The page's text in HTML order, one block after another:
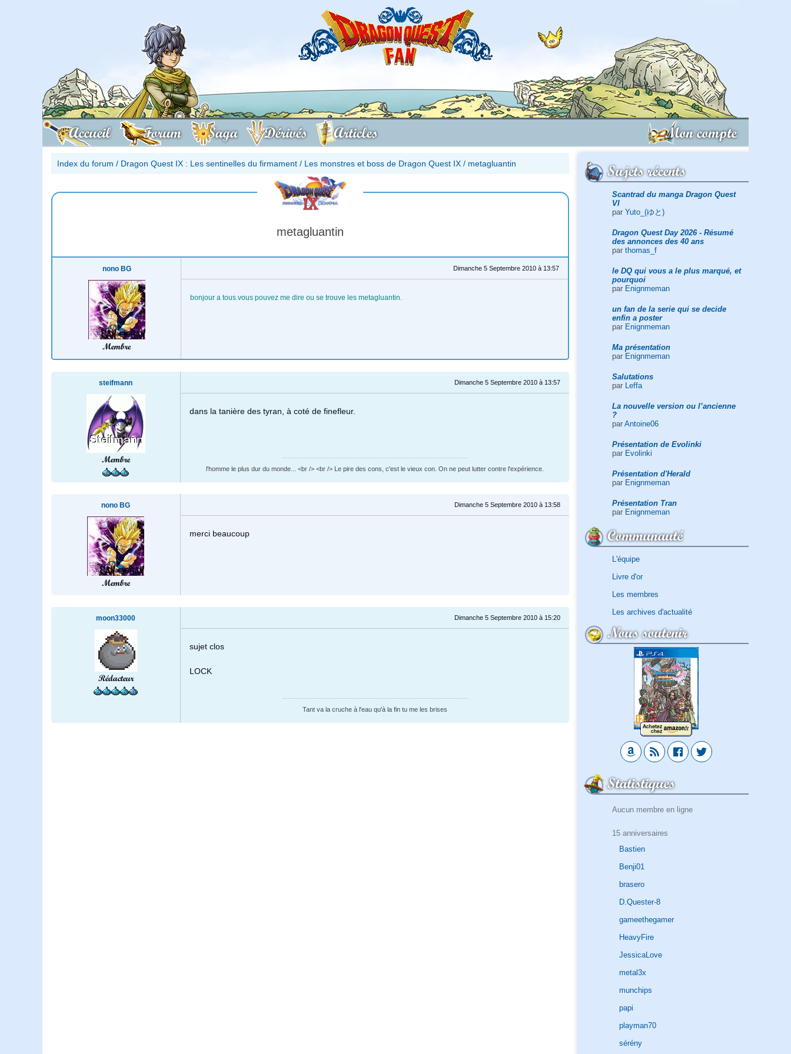
Accueil Forum Saga Dérivés Articles Mon compte
Sujets récents
Scantrad du manga Dragon Quest
VI
par Yuto_(ゆと)
Dragon Quest Day 2026 - Résumé
des annonces des 40 ans
par thomas_f
le DQ qui vous a le plus marqué, et
pourquoi
par Enignmeman
un fan de la serie qui se decide
enfin a poster
par Enignmeman
Ma présentation
par Enignmeman
Salutations
par
Leffa
La nouvelle version ou l’ancienne
?
par Antoine06
Présentation de Evolinki
par Evolinki
Présentation d'Herald
par Enignmeman
Présentation Tran
par Enignmeman
Communauté
L'équipe
Livre d'or
Les membres
Les archives d'actualité
Nous soutenir
Statistiques
Aucun membre en ligne
15 anniversaires
Bastien
Benji01
brasero
D.Quester-8
gameethegamer
HeavyFire
JessicaLove
metal3x
munchips
papi
playman70
sérény
Index du forum / Dragon Quest IX : Les sentinelles du firmament / Les monstres et boss de Dragon Quest IX / metagluantin
metagluantin
nono BG
Membre
Dimanche 5 Septembre 2010 à 13:57
bonjour a tous.vous pouvez me dire ou se trouve les metagluantin.
steifmann
Membre
Dimanche 5 Septembre 2010 à 13:57
dans la tanière des tyran, à coté de finefleur.
l'homme le plus dur du monde... <br /> <br /> Le pire des cons, c'est le vieux con. On ne peut lutter contre l'expérience.
nono BG
Membre
Dimanche 5 Septembre 2010 à 13:58
merci beaucoup
moon33000
Rédacteur
Dimanche 5 Septembre 2010 à 15:20
sujet clos
LOCK
Tant va la cruche à l'eau qu'à la fin tu me les brises